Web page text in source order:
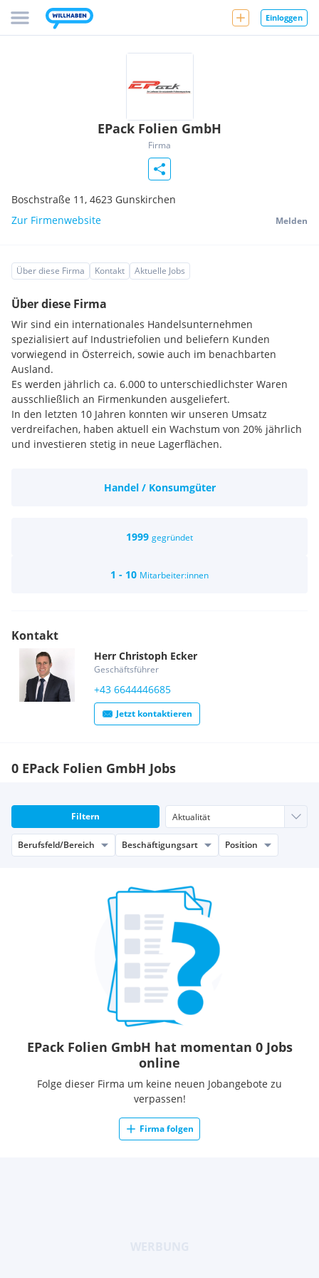
Einloggen
EPack Folien GmbH
Firma
Boschstraße 11, 4623 Gunskirchen
Zur Firmenwebsite
Melden
Über diese Firma Kontakt Aktuelle Jobs
Über diese Firma
Wir sind ein internationales Handelsunternehmen
spezialisiert auf Industriefolien und beliefern Kunden
vorwiegend in Österreich, sowie auch im benachbarten
Ausland.
Es werden jährlich ca. 6.000 to unterschiedlichster Waren
ausschließlich an Firmenkunden ausgeliefert.
In den letzten 10 Jahren konnten wir unseren Umsatz
verdreifachen, haben aktuell ein Wachstum von 20% jährlich
und investieren stetig in neue Lagerflächen.
unserer Branche herangewachsen.
Handel / Konsumgüter
1999 gegründet
1 - 10 Mitarbeiter:innen
Kontakt
Herr Christoph Ecker
Geschäftsführer
+43 6644446685
Jetzt kontaktieren
0 EPack Folien GmbH Jobs
Filtern
Berufsfeld/Bereich Beschäftigungsart Position
EPack Folien GmbH hat momentan 0 Jobs
online
Folge dieser Firma um keine neuen Jobangebote zu
verpassen!
Firma folgen